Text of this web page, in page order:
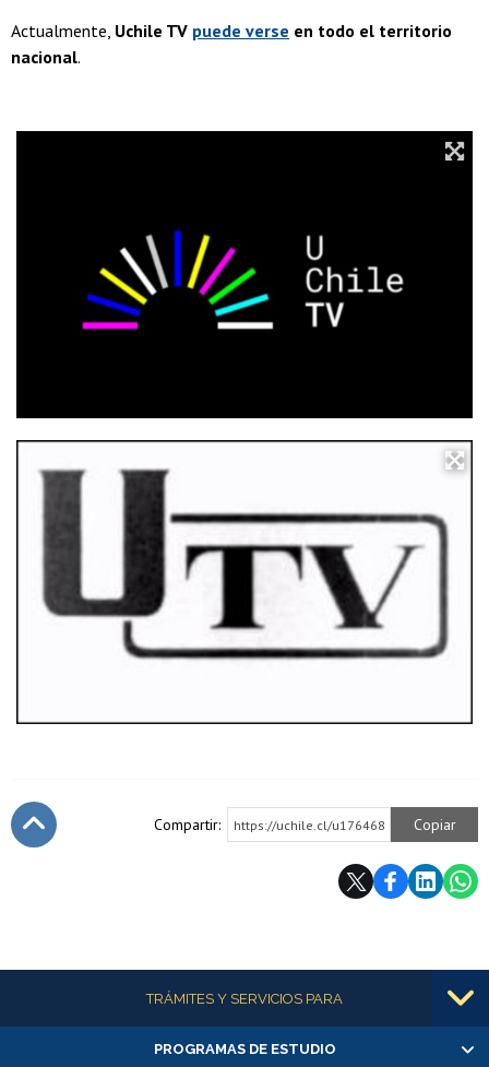
Actualmente, Uchile TV puede verse en todo el territorio
nacional.
Compartir: https://uchile.cl/u176468 Copiar
Más informaciónTRÁMITES Y SERVICIOS PARA
Alumnas/os y exalumnas/os
PROGRAMAS DE ESTUDIO